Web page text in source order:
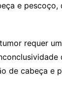
e pescoço,
requer
de cabeça e